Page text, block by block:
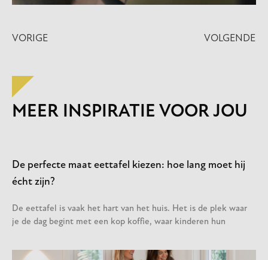
VORIGE VOLGENDE
MEER INSPIRATIE VOOR JOU
De perfecte maat eettafel kiezen: hoe lang moet hij
écht zijn?
De eettafel is vaak het hart van het huis. Het is de plek waar
je de dag begint met een kop koffie, waar kinderen hun